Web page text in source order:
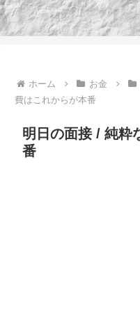
ホーム お金
費はこれからが本番
明日の面接 / 純粋
番